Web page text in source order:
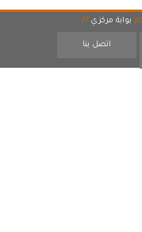
بوابة مركزي 17
اتصل بنا